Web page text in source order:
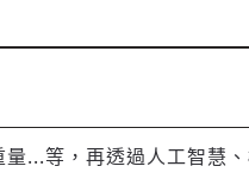
脈動
確定購買
...等，再透過人工智慧